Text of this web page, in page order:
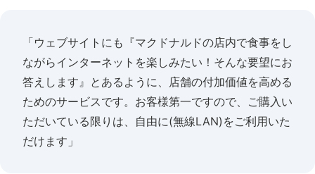
「ウェブサイトにも『マクドナルドの店内で食事をし
ながらインターネットを楽しみたい！そんな要望にお
答えします』とあるように、店舗の付加価値を高める
ためのサービスです。お客様第一ですので、ご購入い
ただいている限りは、自由に(無線LAN)をご利用いた
だけます」